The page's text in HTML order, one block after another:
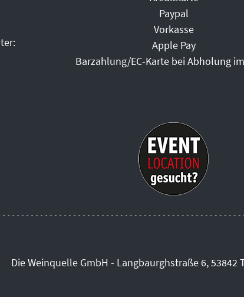
Paypal
Vorkasse
Apple Pay
Barzahlung/EC-Karte bei Abholung
Die Weinquelle GmbH - Langbaurghstraße 6, 53842